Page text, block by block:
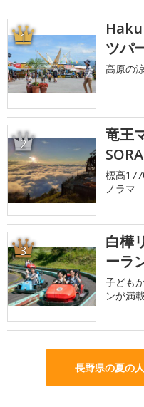
1
ツパ
高原の
2
竜王
標高
ノラマ
3
白樺
ーラ
子ども
ンが満載
長野県の夏の